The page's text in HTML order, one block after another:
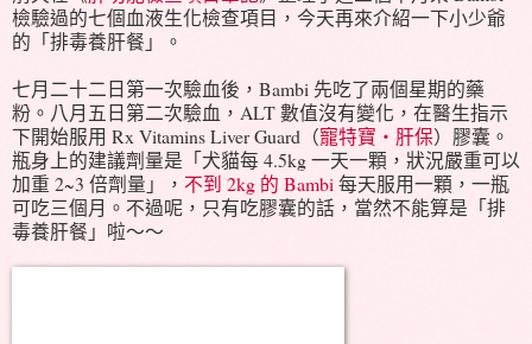
檢驗過的七個血液生化檢查項目，今天再來介紹一下小少爺
的「排毒養肝餐」。
七月二十二日第一次驗血後，Bambi 先吃了兩個星期的藥
粉。八月五日第二次驗血，ALT 數值沒有變化，在醫生指示
下開始服用 Rx Vitamins Liver Guard（寵特寶‧肝保）膠囊。
瓶身上的建議劑量是「犬貓每 4.5kg 一天一顆，狀況嚴重可以
加重 2~3 倍劑量」， 不到 2kg 的 Bambi 每天服用一顆，一瓶
可吃三個月。不過呢，只有吃膠囊的話，當然不能算是「排
毒養肝餐」啦～～